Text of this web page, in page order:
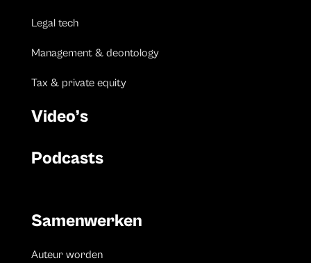
Legal tech
Management & deontology
Tax & private equity
Video’s
Podcasts
Samenwerken
Auteur worden